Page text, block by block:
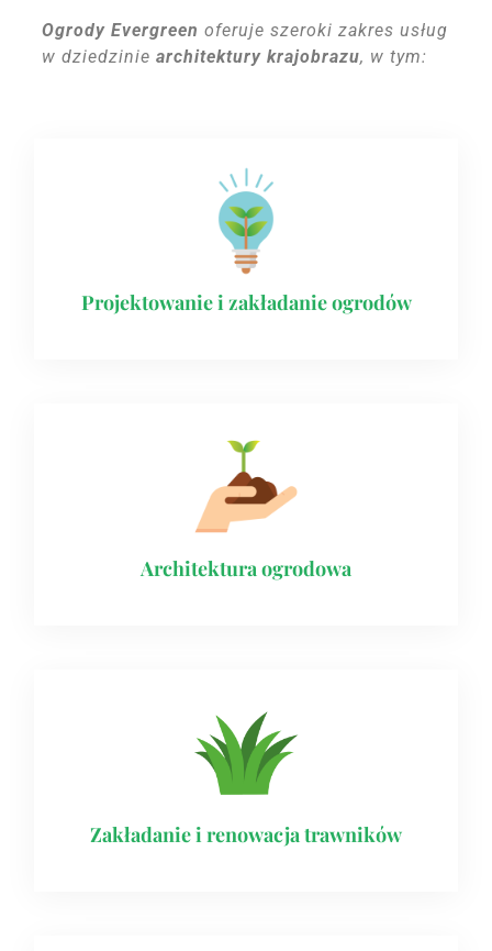
Ogrody Evergreen oferuje szeroki zakres usług
w dziedziniearchitektury krajobrazu, w tym:
Projektowanie i zakładanie ogrodów
Architektura ogrodowa
Zakładanie i renowacja trawników